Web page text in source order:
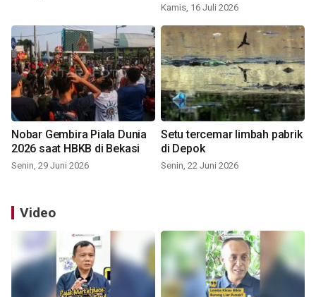
Kamis, 16 Juli 2026
Nobar Gembira Piala Dunia
2026 saat HBKB di Bekasi
Senin, 29 Juni 2026
Setu tercemar limbah pabrik
di Depok
Senin, 22 Juni 2026
Video